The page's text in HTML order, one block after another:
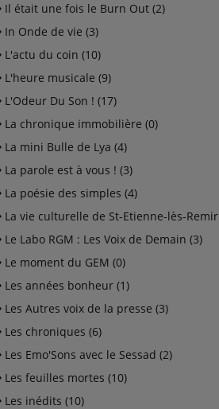
Il était une fois le Burn Out (2)
In Onde de vie (3)
L'actu du coin (10)
L'heure musicale (9)
L'Odeur Du Son ! (17)
La chronique immobilière (0)
La mini Bulle de Lya (4)
La parole est à vous ! (3)
La poésie des simples (4)
La vie culturelle de St-Etienne-lès-Remiremont (1)
Le Labo RGM : Les Voix de Demain (3)
Le moment du GEM (0)
Les années bonheur (1)
Les Autres voix de la presse (3)
Les chroniques (6)
Les Emo'Sons avec le Sessad (2)
Les feuilles mortes (10)
Les inédits (10)